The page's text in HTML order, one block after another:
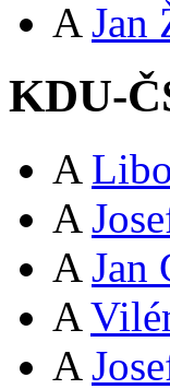
A Jan
KDU-
A
A
A Jan
A
A